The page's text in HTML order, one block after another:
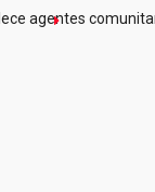
agentes